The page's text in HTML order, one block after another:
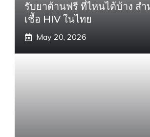
รับยาต้านฟรี ที่ไหนได้บ้าง ส
เชื้อ HIV ในไทย
May 20, 2026